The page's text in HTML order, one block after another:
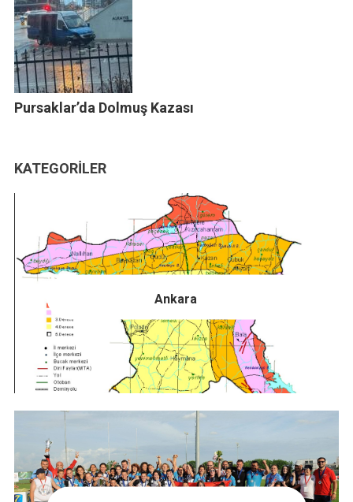
Pursaklar’da Dolmuş Kazası
KATEGORILER
Ankara